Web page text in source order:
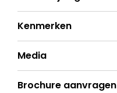
Kenmerken
Media
Brochure aanvragen